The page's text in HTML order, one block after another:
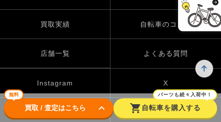
無料
買取 / 査定はこちら keyboard_arrow_down shopping_cart
パーツも続々入荷中！
自転車を購入する
買取実績 自転車のコラム
店舗一覧 よくある質問
Instagram X
TikTok